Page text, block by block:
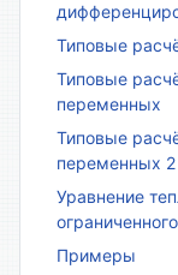
Типовые
Типовые
переменных
Типовые
переменных 2
Уравнение
Примеры